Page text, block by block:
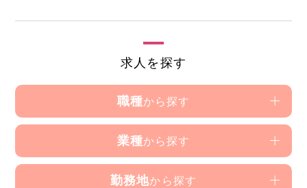
求人を探す
職種から探す
業種から探す
勤務地から探す